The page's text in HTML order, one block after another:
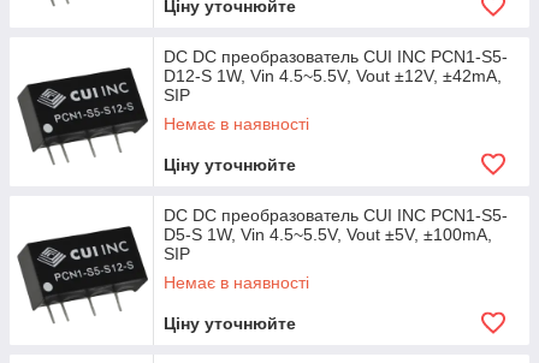
Ціну уточнюйте
DC DC преобразователь CUI INC PCN1-S5-
D12-S 1W, Vin 4.5~5.5V, Vout ±12V, ±42mA,
SIP
Немає в наявності
Ціну уточнюйте
DC DC преобразователь CUI INC PCN1-S5-
D5-S 1W, Vin 4.5~5.5V, Vout ±5V, ±100mA,
SIP
Немає в наявності
Ціну уточнюйте